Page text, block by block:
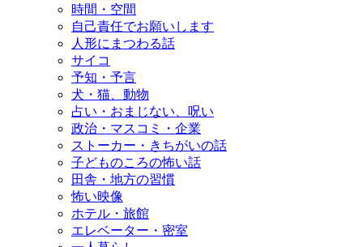
時間・空間
自己責任でお願いします
人形にまつわる話
サイコ
予知・予言
犬・猫、動物
占い・おまじない、呪い
政治・マスコミ・企業
ストーカー・きちがいの話
子どものころの怖い話
田舎・地方の習慣
怖い映像
ホテル・旅館
エレベーター・密室